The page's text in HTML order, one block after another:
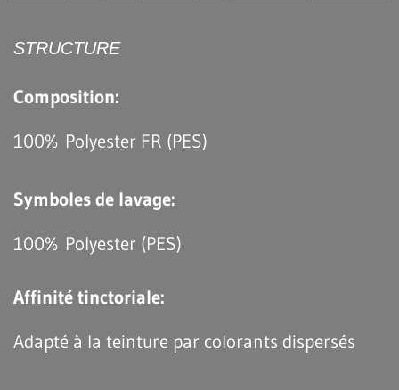
STRUCTURE
Composition:
100% Polyester FR (PES)
Symboles de lavage:
100% Polyester (PES)
Affinité tinctoriale:
Adapté à la teinture par colorants dispersés